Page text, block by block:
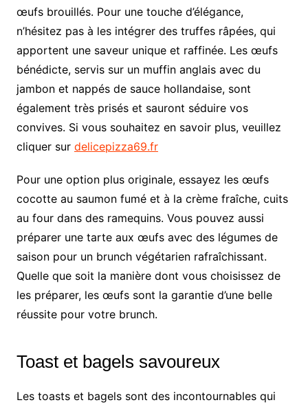
œufs brouillés. Pour une touche d’élégance,
n’hésitez pas à les intégrer des truffes râpées, qui
apportent une saveur unique et raffinée. Les œufs
bénédicte, servis sur un muffin anglais avec du
jambon et nappés de sauce hollandaise, sont
également très prisés et sauront séduire vos
convives. Si vous souhaitez en savoir plus, veuillez
cliquer sur delicepizza69.fr
Pour une option plus originale, essayez les œufs
cocotte au saumon fumé et à la crème fraîche, cuits
au four dans des ramequins. Vous pouvez aussi
préparer une tarte aux œufs avec des légumes de
saison pour un brunch végétarien rafraîchissant.
Quelle que soit la manière dont vous choisissez de
les préparer, les œufs sont la garantie d’une belle
réussite pour votre brunch.
Toast et bagels savoureux
Les toasts et bagels sont des incontournables qui